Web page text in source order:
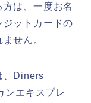
は、一度お名
ットカードの
せん。
、Diners
ンエキスプレ